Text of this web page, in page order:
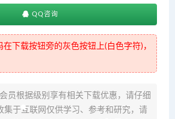
QQ咨询
在下载按钮旁的灰色按钮上(白色字符)，
员根据级别享有相关下载优惠，请仔细
集于互联网仅供学习、参考和研究，请